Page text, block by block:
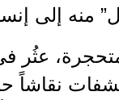
منه إلى
عثُر
نقاشاً